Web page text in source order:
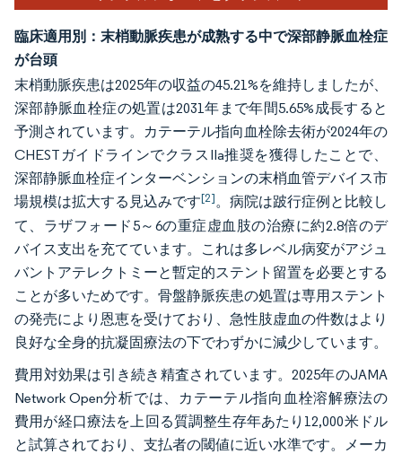
臨床適用別：末梢動脈疾患が成熟する中で深部静脈血栓症
が台頭
末梢動脈疾患は2025年の収益の45.21%を維持しましたが、
深部静脈血栓症の処置は2031年まで年間5.65%成長すると
予測されています。カテーテル指向血栓除去術が2024年の
CHESTガイドラインでクラスIIa推奨を獲得したことで、
深部静脈血栓症インターベンションの末梢血管デバイス市
場規模は拡大する見込みです[2]。病院は跛行症例と比較し
て、ラザフォード5～6の重症虚血肢の治療に約2.8倍のデ
バイス支出を充てています。これは多レベル病変がアジュ
バントアテレクトミーと暫定的ステント留置を必要とする
ことが多いためです。骨盤静脈疾患の処置は専用ステント
の発売により恩恵を受けており、急性肢虚血の件数はより
良好な全身的抗凝固療法の下でわずかに減少しています。
費用対効果は引き続き精査されています。2025年のJAMA
Network Open分析では、カテーテル指向血栓溶解療法の
費用が経口療法を上回る質調整生存年あたり12,000米ドル
と試算されており、支払者の閾値に近い水準です。メーカ